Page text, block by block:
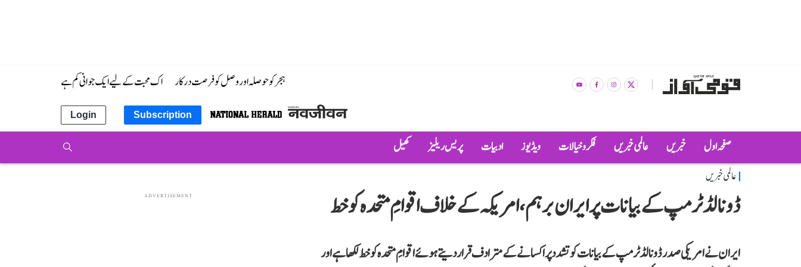
ہجر کو حوصلہ اور وصل کو فرصت درکار اک محبت کے لیے ایک جوانی کم ہے
Subscription
Login
صفحہ اول خبریں عالمی خبریں فکر و خیالات ویڈیوز ادبیات پریس ریلیز کھیل
عالمی خبریں
ڈونالڈ ٹرمپ کے بیانات پر ایران برہم، امریکہ کے خلاف اقوامِ متحدہ کو خط
ایران نے امریکی صدر ڈونالڈ ٹرمپ کے بیانات کو تشدد پر اکسانے کے مترادف قرار دیتے ہوئے اقوامِ متحدہ کو خط لکھا ہے اور
ADVERTISEMENT